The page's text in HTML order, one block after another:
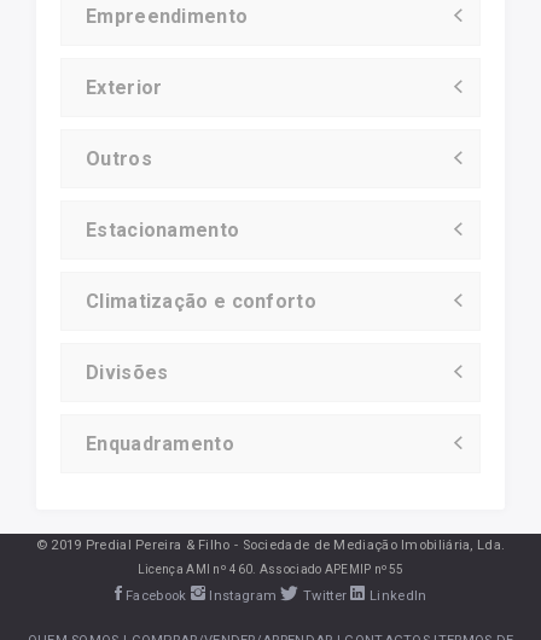
Empreendimento
Exterior
Outros
Estacionamento
Climatização e conforto
Divisões
Enquadramento
© 2019 Predial Pereira & Filho - Sociedade de Mediação Imobiliária, Lda.
Licença AMI nº 460. Associado APEMIP nº55
Facebook Instagram Twitter LinkedIn